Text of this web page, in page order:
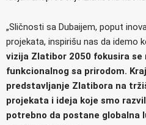
„Sličnosti sa Dubaijem, poput
projekata, inspirišu nas da idemo
vizija Zlatibor 2050 fokusira se
funkcionalnog sa prirodom.
predstavljanje Zlatibora na
projekata i ideja koje smo
potrebno da postane globalna